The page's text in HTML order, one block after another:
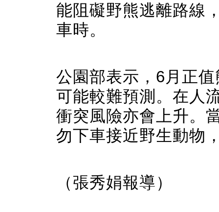
能阻礙野熊逃離路線
車時。
公園部表示，6月正
可能較難預測。在人
衝突風險亦會上升。
勿下車接近野生動物
（張秀娟報導）